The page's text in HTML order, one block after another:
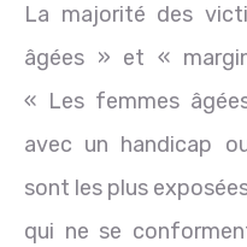
La majorité des
âgées » et «
« Les femmes
avec un handicap
sont les plus
qui ne se